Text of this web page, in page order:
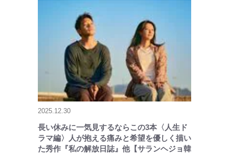
2025.12.30
長い休みに一気見するならこの3本〈人生ド
ラマ編〉人が抱える痛みと希望を優しく描い
た秀作『私の解放日誌』他【サランヘジョ韓